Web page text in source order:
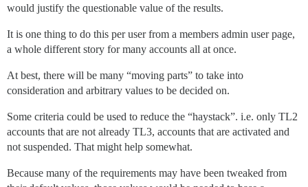
would justify the questionable value of the results.
It is one thing to do this per user from a members admin user page,
a whole different story for many accounts all at once.
At best, there will be many “moving parts” to take into
consideration and arbitrary values to be decided on.
Some criteria could be used to reduce the “haystack”. i.e. only TL2
accounts that are not already TL3, accounts that are activated and
not suspended. That might help somewhat.
Because many of the requirements may have been tweaked from